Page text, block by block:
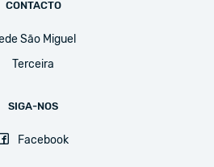
CONTACTO
São Miguel
Terceira
SIGA-NOS
Facebook